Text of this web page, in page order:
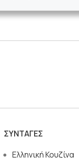
ΣΥΝΤΑΓΕΣ
Ελληνική Κουζίνα